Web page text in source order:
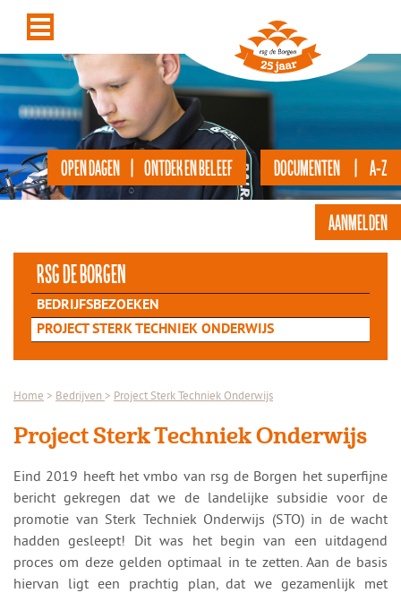
DOCUMENTEN | A-Z
OPEN DAGEN | ONTDEK EN BELEEF
AANMELDEN
rsg de Borgen
BEDRIJFSBEZOEKEN
PROJECT STERK TECHNIEK ONDERWIJS
Home > Bedrijven > Project Sterk Techniek Onderwijs
Project Sterk Techniek Onderwijs
Eind 2019 heeft het vmbo van rsg de Borgen het superfijne
bericht gekregen dat we de landelijke subsidie voor de
promotie van Sterk Techniek Onderwijs (STO) in de wacht
hadden gesleept! Dit was het begin van een uitdagend
proces om deze gelden optimaal in te zetten. Aan de basis
hiervan ligt een prachtig plan, dat we gezamenlijk met